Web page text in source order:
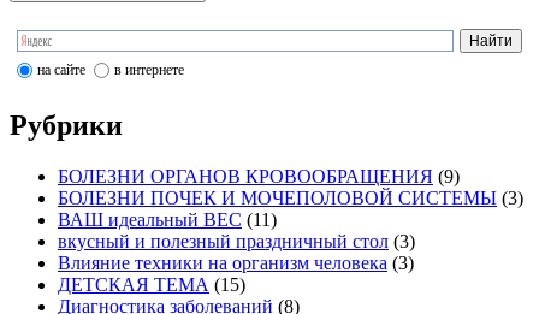
на сайте в интернете
Рубрики
БОЛЕЗНИ ОРГАНОВ КРОВООБРАЩЕНИЯ (9)
БОЛЕЗНИ ПОЧЕК И МОЧЕПОЛОВОЙ СИСТЕМЫ (3)
ВАШ идеальный ВЕС (11)
вкусный и полезный праздничный стол (3)
Влияние техники на организм человека (3)
ДЕТСКАЯ ТЕМА (15)
Диагностика заболеваний (8)